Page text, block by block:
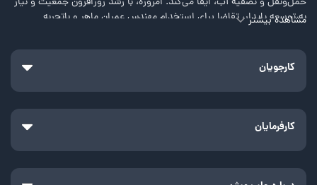
به توسعه پایدار، تقاضا برای استخدام مهندس عمران ماهر و باتجربه
شرکت‌ها و سازمان‌های مختلف در جستجوی مهندسانی هستند که با تسلط
بر دانش فنی و مهارت‌های حل مسئله، قادر به ارائه راه‌حل‌های نوآورانه و
کارآمد برای چالش‌های پیش روی صنعت عمران باشند. در مقاله پیش رو، به
میزان درآمد این شغل را شرح داده و فرصت‌های استخدامی یک مهندس
عمران را بررسی خواهیم کرد.
تنوع کار برای مهندس عمران بسیار زیاد است. یک مهندس عمران می‌تواند
مشاهده بیشتر
کارجویان
کارفرمایان